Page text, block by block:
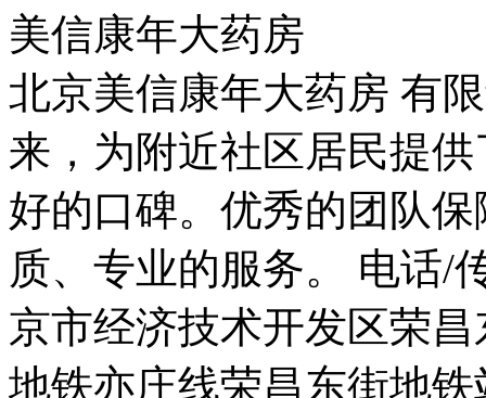
美信康年大药房
北京美信康年大药房 有
来，为附近社区居民提
好的口碑。优秀的团队
质、专业的服务。 电话/
京市经济技术开发区荣
地铁亦庄线荣昌东街地